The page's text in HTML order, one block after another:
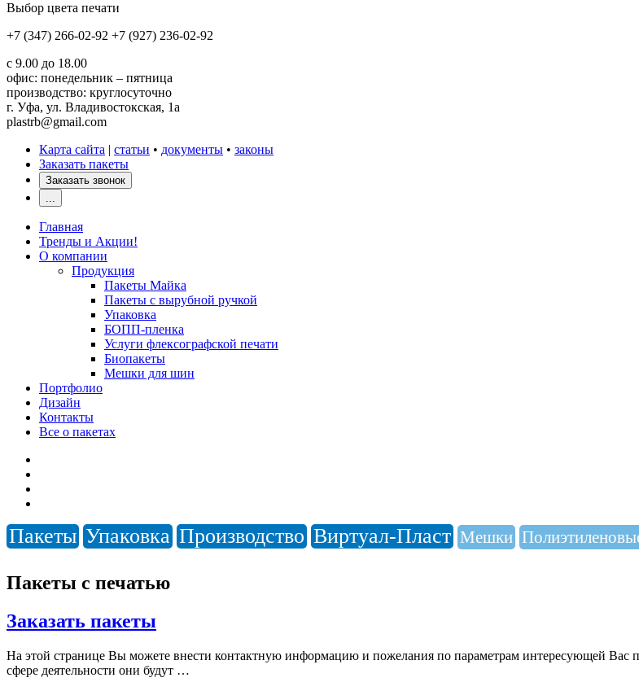
Выбор цвета печати
+7 (347) 266-02-92 +7 (927) 236-02-92
с 9.00 до 18.00
офис: понедельник – пятница
производство: круглосуточно
г. Уфа, ул. Владивостокская, 1а
plastrb@gmail.com
Карта сайта | статьи • документы • законы
Заказать пакеты
Заказать звонок
...
Главная
Тренды и Акции!
О компании
Продукция
Пакеты Майка
Пакеты с вырубной ручкой
Упаковка
БОПП-пленка
Услуги флексографской печати
Биопакеты
Мешки для шин
Портфолио
Дизайн
Контакты
Все о пакетах
Пакеты Упаковка Производство Виртуал-Пласт Мешки
Пакеты с печатью
Заказать пакеты
На этой странице Вы можете внести контактную информацию и пожелания по параметрам интересующей Вас
сфере деятельности они будут …